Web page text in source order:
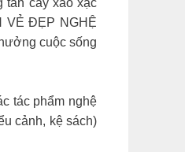
VẺ ĐẸP NGHỆ
cuộc sống
tác phẩm nghệ
cảnh, kệ sách)